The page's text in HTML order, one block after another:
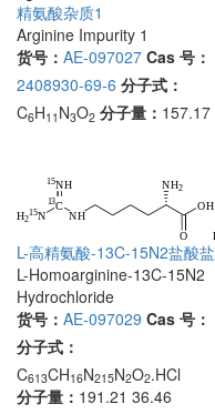
精氨酸杂质1
Arginine Impurity 1
货号： AE-097027 Cas 号：
2408930-69-6 分子式：
C6H11 N3O2 分子量： 157.17
L-高精氨酸-13C-15N2盐酸盐
L-Homoarginine-13C-15N2
Hydrochloride
货号： AE-097029 Cas 号：
分子式：
C613CH16N215N2O2.HCl
分子量： 191.21 36.46